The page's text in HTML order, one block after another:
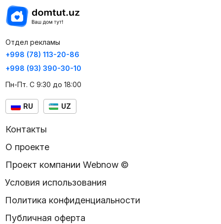
Отдел рекламы
+998 (78) 113-20-86
+998 (93) 390-30-10
Пн-Пт. С 9:30 до 18:00
RU UZ
Контакты
О проекте
Проект компании Webnow ©
Условия использования
Политика конфиденциальности
Публичная оферта